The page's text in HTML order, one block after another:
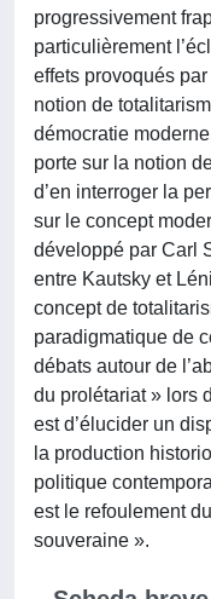
progressivement
particulièrement
effets provoqués
notion de
démocratie
porte sur la notion
d’en interroger la
sur le concept
développé par Carl
entre Kautsky et
concept de
paradigmatique de
débats autour de
du prolétariat » lors
est d’élucider un
la production
politique
est le refoulement
souveraine ».